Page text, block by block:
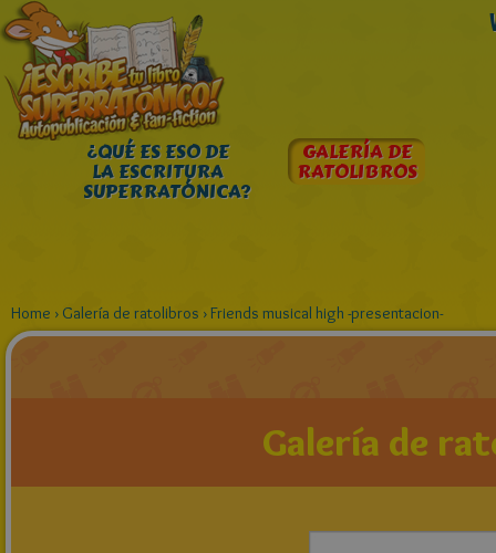
¿QUÉ ES ESO DE
LA ESCRITURA
SUPERRATÓNICA?
GALERÍA DE
RATOLIBROS
Home › Galería de ratolibros ›Friends musical high -presentacion-
Galería de